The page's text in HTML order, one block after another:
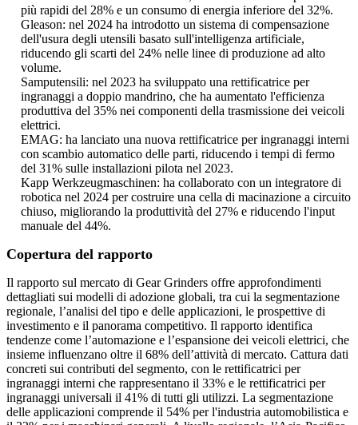
più rapidi del 28% e un consumo di energia inferiore del 32%.
Gleason: nel 2024 ha introdotto un sistema di compensazione
dell'usura degli utensili basato sull'intelligenza artificiale,
riducendo gli scarti del 24% nelle linee di produzione ad alto
volume.
Samputensili: nel 2023 ha sviluppato una rettificatrice per
ingranaggi a doppio mandrino, che ha aumentato l'efficienza
produttiva del 35% nei componenti della trasmissione dei veicoli
elettrici.
EMAG: ha lanciato una nuova rettificatrice per ingranaggi interni
con scambio automatico delle parti, riducendo i tempi di fermo
del 31% sulle installazioni pilota nel 2023.
Kapp Werkzeugmaschinen: ha collaborato con un integratore di
robotica nel 2024 per costruire una cella di macinazione a circuito
chiuso, migliorando la produttività del 27% e riducendo l'input
manuale del 44%.
Copertura del rapporto
Il rapporto sul mercato di Gear Grinders offre approfondimenti
dettagliati sui modelli di adozione globali, tra cui la segmentazione
regionale, l’analisi del tipo e delle applicazioni, le prospettive di
investimento e il panorama competitivo. Il rapporto identifica
tendenze come l’automazione e l’espansione dei veicoli elettrici, che
insieme influenzano oltre il 68% dell’attività di mercato. Cattura dati
concreti sui contributi del segmento, con le rettificatrici per
ingranaggi interni che rappresentano il 33% e le rettificatrici per
ingranaggi universali il 41% di tutti gli utilizzi. La segmentazione
delle applicazioni comprende il 54% per l'industria automobilistica e